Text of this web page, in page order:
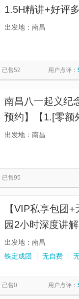
1.5H精讲+好评
队中高级导游、
出发地：南昌
已售52 用户点评：
南昌八一起义纪
预约】【1.[零额
服务，价格清晰
出发地：南昌
已售95
【VIP私享包团
园2小时深度讲解
出发地：南昌
铁定成团
无自费
已售0 用户点评：